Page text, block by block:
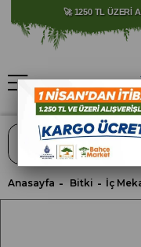
🚀 1250 TL ÜZERİ
⚠️ SATIŞLARIMIZ
Anasayfa Bitki İç